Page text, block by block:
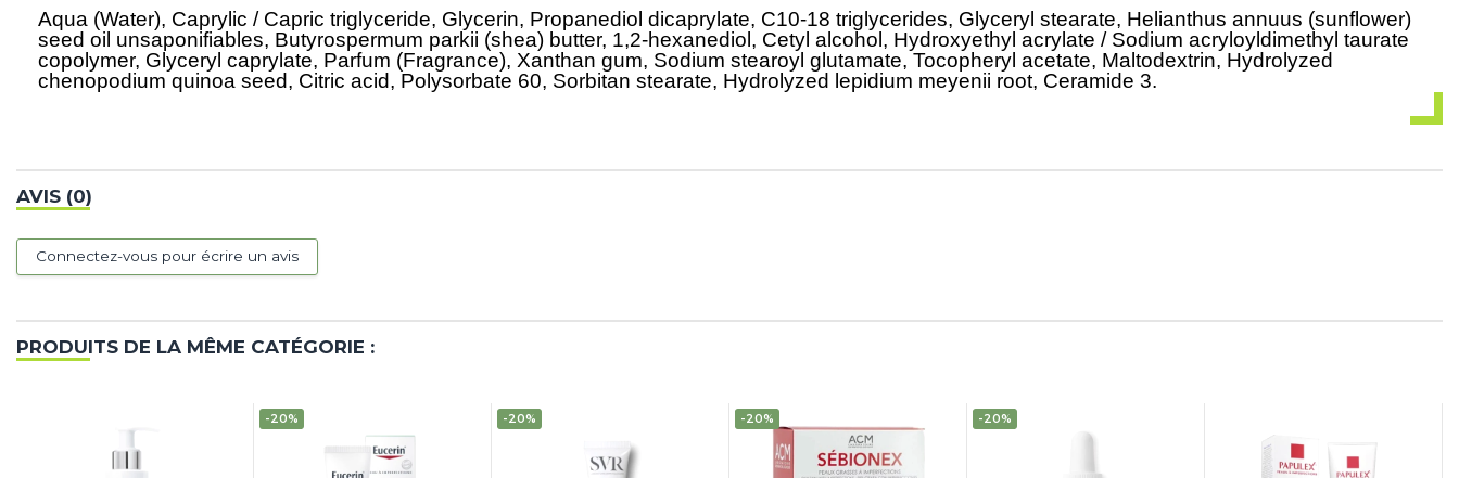
Aqua (Water), Caprylic / Capric triglyceride, Glycerin, Propanediol dicaprylate, C10-18 triglycerides, Glyceryl stearate, Helianthus annuus (sunflower)
seed oil unsaponifiables, Butyrospermum parkii (shea) butter, 1,2-hexanediol, Cetyl alcohol, Hydroxyethyl acrylate / Sodium acryloyldimethyl taurate
copolymer, Glyceryl caprylate, Parfum (Fragrance), Xanthan gum, Sodium stearoyl glutamate, Tocopheryl acetate, Maltodextrin, Hydrolyzed
chenopodium quinoa seed, Citric acid, Polysorbate 60, Sorbitan stearate, Hydrolyzed lepidium meyenii root, Ceramide 3.
AVIS (0)
Connectez-vous pour écrire un avis
PRODUITS DE LA MÊME CATÉGORIE :
-20% -20% -20% -20%